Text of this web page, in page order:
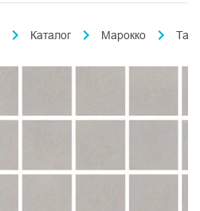
Каталог Марокко